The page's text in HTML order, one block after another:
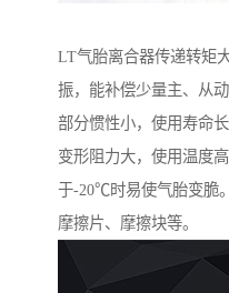
LT气胎离合器传递转矩
振，能补偿少量主、从
部分惯性小，使用寿命
变形阻力大，使用温度
于-20℃时易使气胎变脆
摩擦片、摩擦块等。